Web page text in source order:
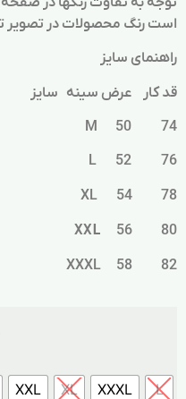
است رنگ محصولات در تصویر تا 20% با واقعیت متفاوت
راهنمای سایز
قد کار عرض سینه سایز
74 50 M
76 52 L
78 54 XL
XXL 56 80
82 58 XXXL
L
XXXL
XL
XXL